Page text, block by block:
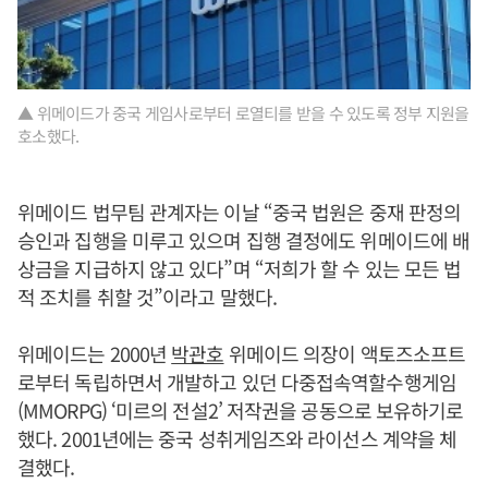
▲ 위메이드가 중국 게임사로부터 로열티를 받을 수 있도록 정부 지원을
호소했다.
위메이드 법무팀 관계자는 이날 “중국 법원은 중재 판정의
승인과 집행을 미루고 있으며 집행 결정에도 위메이드에 배
상금을 지급하지 않고 있다”며 “저희가 할 수 있는 모든 법
적 조치를 취할 것”이라고 말했다.
위메이드는 2000년 박관호 위메이드 의장이 액토즈소프트
로부터 독립하면서 개발하고 있던 다중접속역할수행게임
(MMORPG) ‘미르의 전설2’ 저작권을 공동으로 보유하기로
했다. 2001년에는 중국 성취게임즈와 라이선스 계약을 체
결했다.